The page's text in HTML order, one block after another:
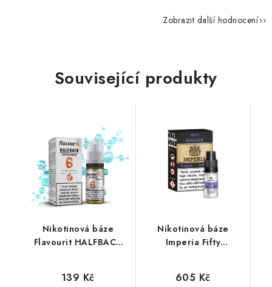
Zobrazit další hodnocení
Související produkty
Nikotinová báze
Flavourit HALFBACK
139 Kč
Nikotinová báze
Imperia Fifty
605 Kč